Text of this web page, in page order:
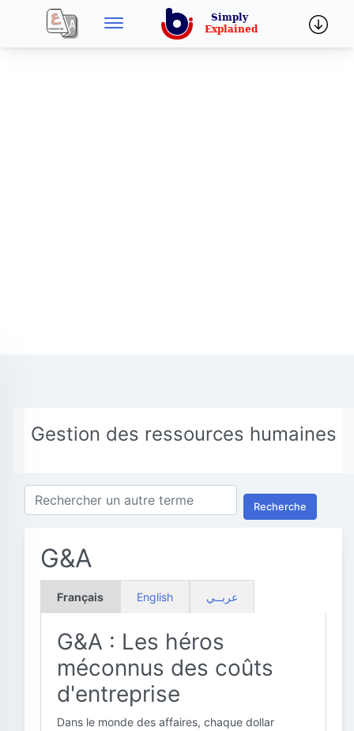
Gestion des ressources humaines
Recherche
G&A
Français English عربــي
G&A : Les héros
méconnus des coûts
d'entreprise
Dans le monde des affaires, chaque dollar